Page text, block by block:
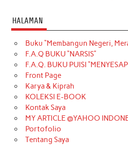
HALAMAN
Buku “Membangun Negeri,
F.A.Q BUKU “NARSIS”
F.A.Q. BUKU PUISI
Front Page
Karya & Kiprah
KOLEKSI E-BOOK
Kontak Saya
MY ARTICLE @YAHOO
Portofolio
Tentang Saya